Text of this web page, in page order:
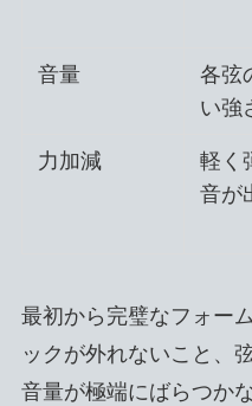
音量
各弦
い強
力加減
軽く
音が
最初から完璧なフォー
ックが外れないこと、
音量が極端にばらつか